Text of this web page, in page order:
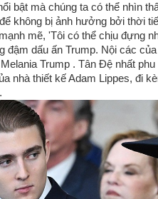
bật mà chúng ta có thể nhìn
không bị ảnh hưởng bởi thời
mẽ, 'Tôi có thể chịu đựng
đậm dấu ấn Trump. Nội các
Trump . Tân Đệ nhất
nhà thiết kế Adam Lippes, đi